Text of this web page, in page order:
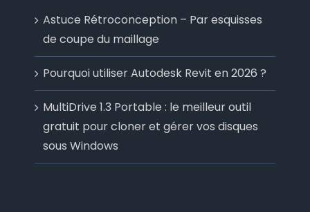
Astuce Rétroconception – Par esquisses
de coupe du maillage
Pourquoi utiliser Autodesk Revit en 2026 ?
MultiDrive 1.3 Portable : le meilleur outil
gratuit pour cloner et gérer vos disques
sous Windows